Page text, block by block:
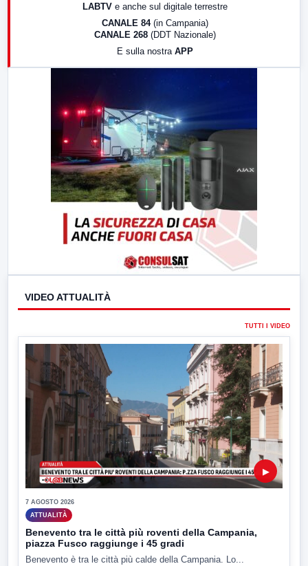
LABTV e anche sul digitale terrestre
CANALE 84 (in Campania)
CANALE 268 (DDT Nazionale)
E sulla nostra APP
VIDEO ATTUALITÀ
TUTTI I VIDEO
▶
7 AGOSTO 2026
ATTUALITÀ
Benevento tra le città più roventi della Campania,
piazza Fusco raggiunge i 45 gradi
Benevento è tra le città più calde della Campania. Lo...